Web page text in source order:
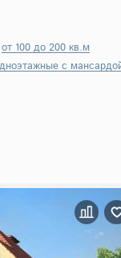
от 100 до 200 кв.м
с